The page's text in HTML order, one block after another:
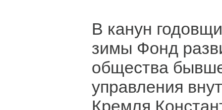
В канун
зимы Фонд
общества
управления
Кремля